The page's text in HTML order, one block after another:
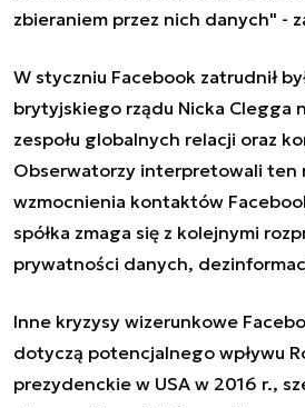
zbieraniem przez nich danych" -
W styczniu Facebook zatrudnił
brytyjskiego rządu Nicka Clegga
zespołu globalnych relacji oraz
Obserwatorzy interpretowali ten
wzmocnienia kontaktów
spółka zmaga się z kolejnymi
prywatności danych,
Inne kryzysy wizerunkowe
dotyczą potencjalnego wpływu
prezydenckie w USA w 2016 r.,